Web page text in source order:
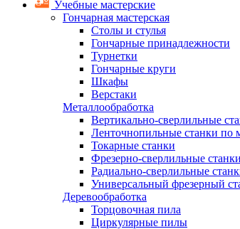
Учебные мастерские
Гончарная мастерская
Столы и стулья
Гончарные принадлежности
Турнетки
Гончарные круги
Шкафы
Верстаки
Металлообработка
Вертикально-сверлильные
Ленточнопильные станки по
Токарные станки
Фрезерно-сверлильные станки
Радиально-сверлильные
Универсальный фрезерный
Деревообработка
Торцовочная пила
Циркулярные пилы